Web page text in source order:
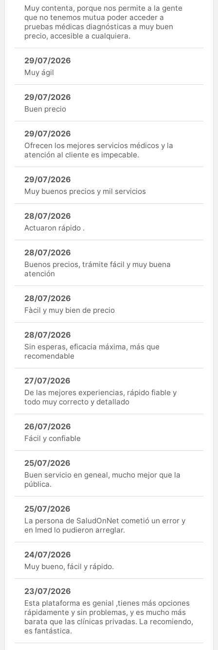
Muy contenta, porque nos permite a la gente
que no tenemos mutua poder acceder a
pruebas médicas diagnósticas a muy buen
precio, accesible a cualquiera.
29/07/2026
Muy ágil
29/07/2026
Buen precio
29/07/2026
Ofrecen los mejores servicios médicos y la
atención al cliente es impecable.
29/07/2026
Muy buenos precios y mil servicios
28/07/2026
Actuaron rápido .
28/07/2026
Buenos precios, trámite fácil y muy buena
atención
28/07/2026
Fàcil y muy bien de precio
28/07/2026
Sin esperas, eficacia máxima, más que
recomendable
27/07/2026
De las mejores experiencias, rápido fiable y
todo muy correcto y detallado
26/07/2026
Fácil y confiable
25/07/2026
Buen servicio en geneal, mucho mejor que la
pública.
25/07/2026
La persona de SaludOnNet cometió un error y
en Imed lo pudieron arreglar.
24/07/2026
Muy bueno, fácil y rápido.
23/07/2026
Esta plataforma es genial ,tienes más opciones
rápidamente y sin problemas, y es mucho más
barata que las clínicas privadas. La recomiendo,
es fantástica.